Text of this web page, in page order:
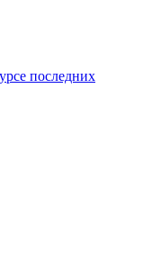
последних